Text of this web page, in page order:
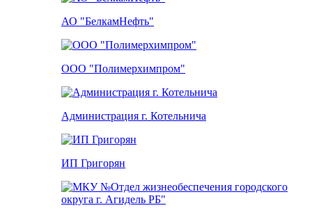
АО "БелкамНефть"
ООО "Полимерхимпром"
Администрация г. Котельнича
ИП Григорян